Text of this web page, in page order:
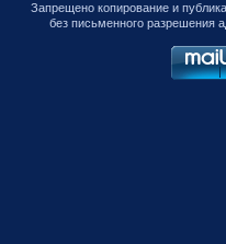
Запрещено копирование и
без письменного разрешения